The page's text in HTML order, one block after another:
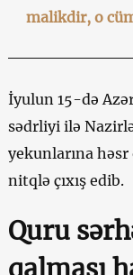
malikdir, o
İyulun 15-də
sədrliyi ilə
yekunlarına
nitqlə çıxış edib.
Quru
qalması